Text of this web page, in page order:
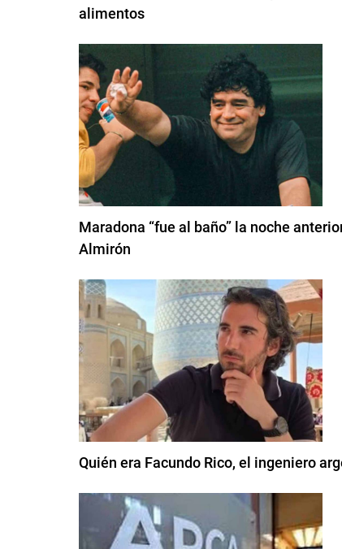
alimentos
Maradona “fue al baño” la noche
Almirón
Quién era Facundo Rico, el ingeniero